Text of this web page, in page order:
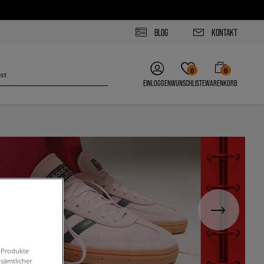
BLOG KONTAKT
EINLOGGEN
0
WUNSCHLISTE
0
WARENKORB